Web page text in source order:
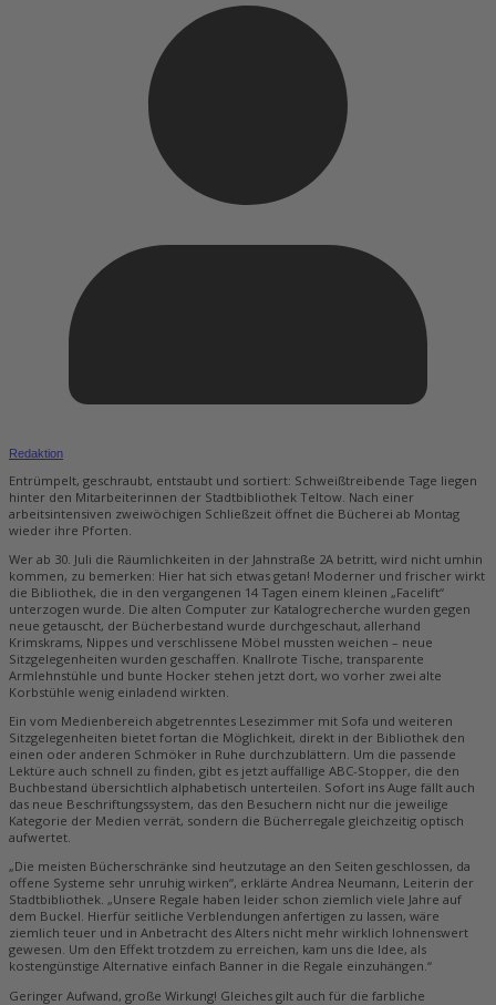
Redaktion
Entrümpelt, geschraubt, entstaubt und sortiert: Schweißtreibende Tage liegen
hinter den Mitarbeiterinnen der Stadtbibliothek Teltow. Nach einer
arbeitsintensiven zweiwöchigen Schließzeit öffnet die Bücherei ab Montag
wieder ihre Pforten.
Wer ab 30. Juli die Räumlichkeiten in der Jahnstraße 2A betritt, wird nicht umhin
kommen, zu bemerken: Hier hat sich etwas getan! Moderner und frischer wirkt
die Bibliothek, die in den vergangenen 14 Tagen einem kleinen „Facelift“
unterzogen wurde. Die alten Computer zur Katalogrecherche wurden gegen
neue getauscht, der Bücherbestand wurde durchgeschaut, allerhand
Krimskrams, Nippes und verschlissene Möbel mussten weichen – neue
Sitzgelegenheiten wurden geschaffen. Knallrote Tische, transparente
Armlehnstühle und bunte Hocker stehen jetzt dort, wo vorher zwei alte
Korbstühle wenig einladend wirkten.
Ein vom Medienbereich abgetrenntes Lesezimmer mit Sofa und weiteren
Sitzgelegenheiten bietet fortan die Möglichkeit, direkt in der Bibliothek den
einen oder anderen Schmöker in Ruhe durchzublättern. Um die passende
Lektüre auch schnell zu finden, gibt es jetzt auffällige ABC-Stopper, die den
Buchbestand übersichtlich alphabetisch unterteilen. Sofort ins Auge fällt auch
das neue Beschriftungssystem, das den Besuchern nicht nur die jeweilige
Kategorie der Medien verrät, sondern die Bücherregale gleichzeitig optisch
aufwertet.
„Die meisten Bücherschränke sind heutzutage an den Seiten geschlossen, da
offene Systeme sehr unruhig wirken“, erklärte Andrea Neumann, Leiterin der
Stadtbibliothek. „Unsere Regale haben leider schon ziemlich viele Jahre auf
dem Buckel. Hierfür seitliche Verblendungen anfertigen zu lassen, wäre
ziemlich teuer und in Anbetracht des Alters nicht mehr wirklich lohnenswert
gewesen. Um den Effekt trotzdem zu erreichen, kam uns die Idee, als
kostengünstige Alternative einfach Banner in die Regale einzuhängen.“
Geringer Aufwand, große Wirkung! Gleiches gilt auch für die farbliche